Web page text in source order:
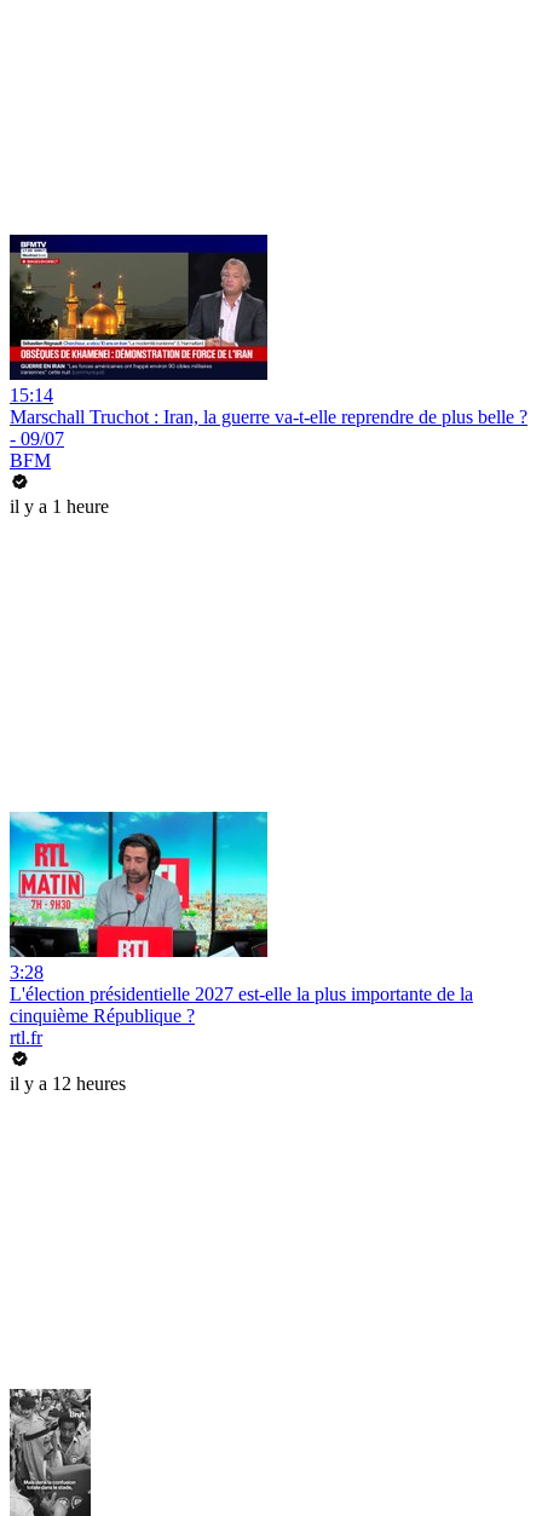
15:14
Marschall Truchot : Iran, la guerre va-t-elle reprendre de plus belle ?
- 09/07
BFM
il y a 1 heure
3:28
L'élection présidentielle 2027 est-elle la plus importante de la
cinquième République ?
rtl.fr
il y a 12 heures